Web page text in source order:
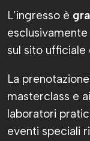
L’ingresso è
sul sito ufficiale
La
masterclass e
laboratori
eventi speciali